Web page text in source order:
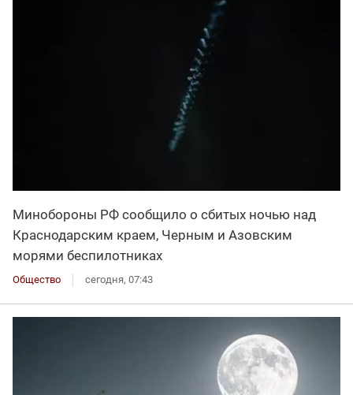
Минобороны РФ сообщило о сбитых ночью над
Краснодарским краем, Черным и Азовским
морями беспилотниках
Общество сегодня, 07:43